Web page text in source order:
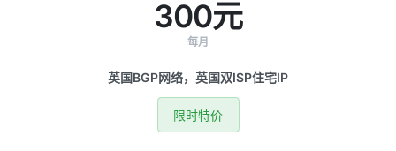
300元
每月
英国BGP网络，英国双ISP住宅IP
限时特价